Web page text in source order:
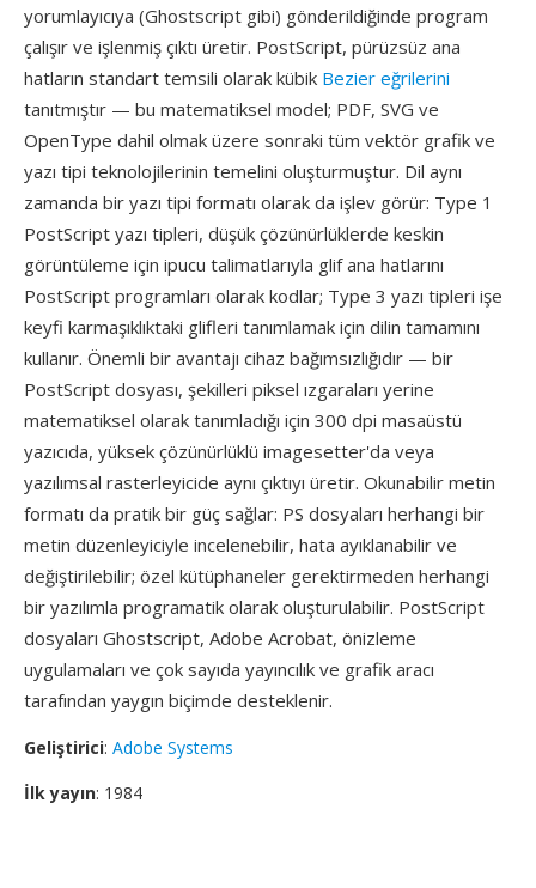
yorumlayıcıya (Ghostscript gibi) gönderildiğinde program
çalışır ve işlenmiş çıktı üretir. PostScript, pürüzsüz ana
hatların standart temsili olarak kübik Bezier eğrilerini
tanıtmıştır — bu matematiksel model; PDF, SVG ve
OpenType dahil olmak üzere sonraki tüm vektör grafik ve
yazı tipi teknolojilerinin temelini oluşturmuştur. Dil aynı
zamanda bir yazı tipi formatı olarak da işlev görür: Type 1
PostScript yazı tipleri, düşük çözünürlüklerde keskin
görüntüleme için ipucu talimatlarıyla glif ana hatlarını
PostScript programları olarak kodlar; Type 3 yazı tipleri işe
keyfi karmaşıklıktaki glifleri tanımlamak için dilin tamamını
kullanır. Önemli bir avantajı cihaz bağımsızlığıdır — bir
PostScript dosyası, şekilleri piksel ızgaraları yerine
matematiksel olarak tanımladığı için 300 dpi masaüstü
yazıcıda, yüksek çözünürlüklü imagesetter'da veya
yazılımsal rasterleyicide aynı çıktıyı üretir. Okunabilir metin
formatı da pratik bir güç sağlar: PS dosyaları herhangi bir
metin düzenleyiciyle incelenebilir, hata ayıklanabilir ve
değiştirilebilir; özel kütüphaneler gerektirmeden herhangi
bir yazılımla programatik olarak oluşturulabilir. PostScript
dosyaları Ghostscript, Adobe Acrobat, önizleme
uygulamaları ve çok sayıda yayıncılık ve grafik aracı
tarafından yaygın biçimde desteklenir.
Geliştirici: Adobe Systems
İlk yayın: 1984